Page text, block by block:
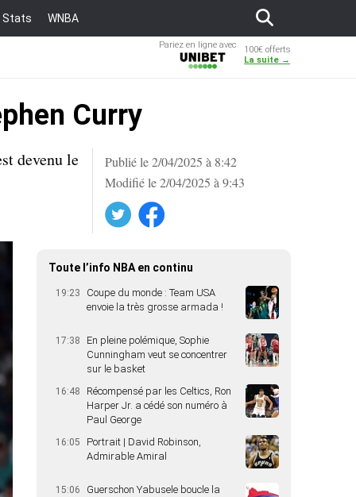
Stats WNBA
Pariez en ligne avec
100€ offerts
La suite →
Curry
Publié le 2/04/2025 à 8:42
Modifié le 2/04/2025 à 9:43
Facebook
devenu le
Toute l’info NBA en continu
19:23
Coupe du monde : Team USA
envoie la très grosse armada !
17:38
En pleine polémique, Sophie
Cunningham veut se concentrer
sur le basket
16:48
Récompensé par les Celtics, Ron
Harper Jr. a cédé son numéro à
Paul George
16:05
Portrait | David Robinson,
Admirable Amiral
15:06
Guerschon Yabusele boucle la